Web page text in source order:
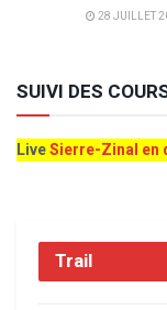
28 JUILLET
SUIVI DES
LiveSierre-Zinal en
Trail